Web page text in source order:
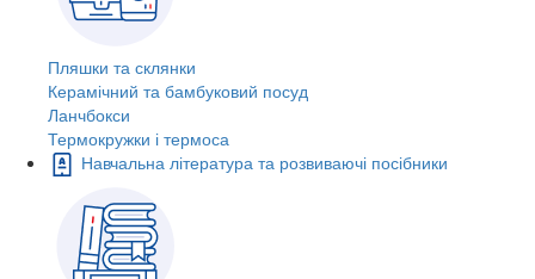
Пляшки та склянки
Керамічний та бамбуковий посуд
Ланчбокси
Термокружки і термоса
Навчальна література та розвиваючі посібники